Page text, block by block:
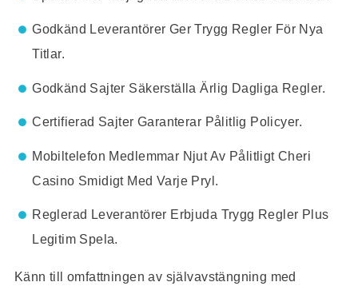
Godkänd Leverantörer Ger Trygg Regler För Nya
Titlar.
Godkänd Sajter Säkerställa Ärlig Dagliga Regler.
Certifierad Sajter Garanterar Pålitlig Policyer.
Mobiltelefon Medlemmar Njut Av Pålitligt Cheri
Casino Smidigt Med Varje Pryl.
Reglerad Leverantörer Erbjuda Trygg Regler Plus
Legitim Spela.
Känn till omfattningen av självavstängning med